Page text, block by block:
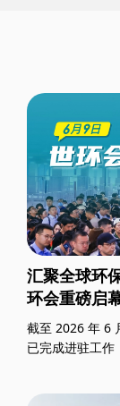
汇聚全球环
环会重磅启
截至 2026 年 6
已完成进驻工